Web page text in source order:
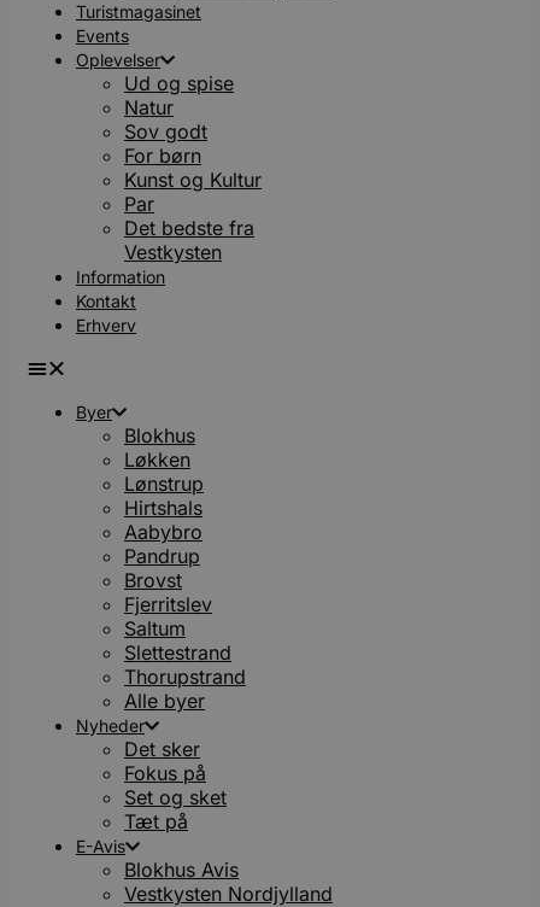
Turistmagasinet
Events
Oplevelser
Ud og spise
Natur
Sov godt
For børn
Kunst og Kultur
Par
Det bedste fra
Vestkysten
Information
Kontakt
Erhverv
Byer
Blokhus
Løkken
Lønstrup
Hirtshals
Aabybro
Pandrup
Brovst
Fjerritslev
Saltum
Slettestrand
Thorupstrand
Alle byer
Nyheder
Det sker
Fokus på
Set og sket
Tæt på
E-Avis
Blokhus Avis
Vestkysten Nordjylland